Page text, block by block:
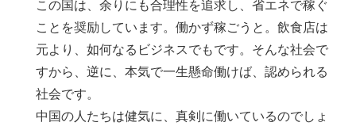
この国は、余りにも合理性を追求し、省エネで稼ぐ
ことを奨励しています。働かず稼ごうと。飲食店は
元より、如何なるビジネスでもです。そんな社会で
すから、逆に、本気で一生懸命働けば、認められる
社会です。
中国の人たちは健気に、真剣に働いているのでしょ